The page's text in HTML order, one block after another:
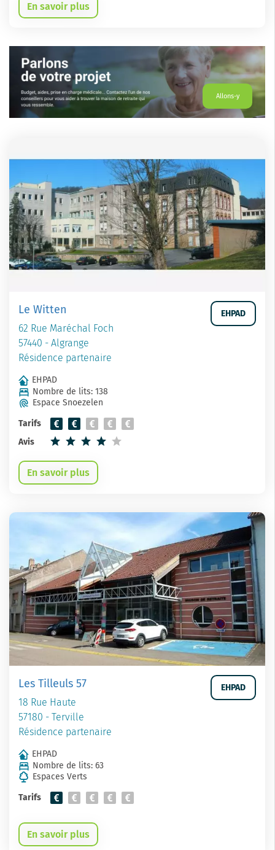
En savoir plus
Allons-y
Le Witten
62 Rue Maréchal Foch
57440 - Algrange
Résidence partenaire
EHPAD
EHPAD
Nombre de lits: 138
Espace Snoezelen
Tarifs
Avis
En savoir plus
Les Tilleuls 57
18 Rue Haute
57180 - Terville
Résidence partenaire
EHPAD
EHPAD
Nombre de lits: 63
Espaces Verts
Tarifs
En savoir plus